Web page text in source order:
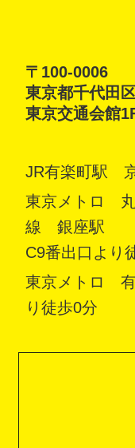
〒100-0006
東京都千代田
東京交通会館
JR有楽町駅
東京メトロ 丸
線 銀座駅
C9番出口より
東京メトロ
り徒歩0分